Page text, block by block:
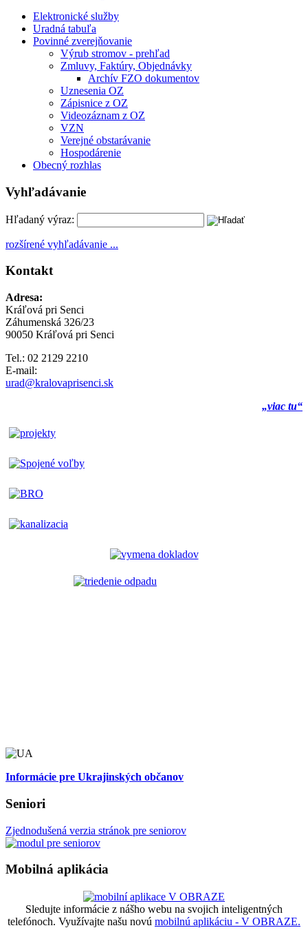
Elektronické služby
Uradná tabuľa
Povinné zverejňovanie
Výrub stromov - prehľad
Zmluvy, Faktúry, Objednávky
Archív FZO dokumentov
Uznesenia OZ
Zápisnice z OZ
Videozáznam z OZ
VZN
Verejné obstarávanie
Hospodárenie
Obecný rozhlas
Vyhľadávanie
Hľadaný výraz:
rozšírené vyhľadávanie ...
Kontakt
Adresa:
Kráľová pri Senci
Záhumenská 326/23
90050 Kráľová pri Senci
Tel.: 02 2129 2210
E-mail:
urad@kralovaprisenci.sk
„viac tu“
Informácie pre Ukrajinských občanov
Seniori
Zjednodušená verzia stránok pre seniorov
Mobilná aplikácia
Sledujte informácie z nášho webu na svojich inteligentných
telefónoch. Využívajte našu novú mobilnú aplikáciu - V OBRAZE.